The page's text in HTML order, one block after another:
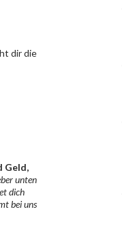
dir die
Geld,
unten
dich
bei uns